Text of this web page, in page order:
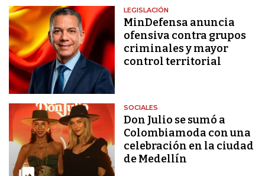
LEGISLACIÓN
MinDefensa anuncia
ofensiva contra grupos
criminales y mayor
control territorial
SOCIALES
Don Julio se sumó a
Colombiamoda con una
celebración en la ciudad
de Medellín